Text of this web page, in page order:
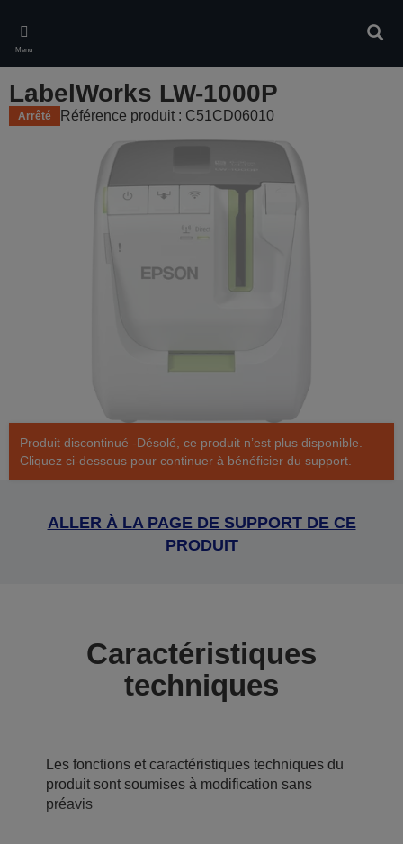
main
content
Menu
LabelWorks LW-1000P
Arrêté Référence produit : C51CD06010
Produit discontinué -Désolé, ce produit n’est plus disponible.
Cliquez ci-dessous pour continuer à bénéficier du support.
ALLER À LA PAGE DE SUPPORT DE CE
PRODUIT
Caractéristiques
techniques
Les fonctions et caractéristiques techniques du
produit sont soumises à modification sans
préavis